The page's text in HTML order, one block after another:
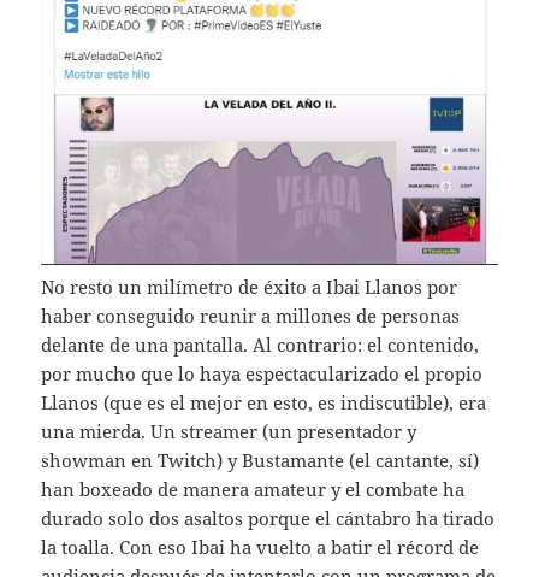
No resto un milímetro de éxito a Ibai Llanos por
haber conseguido reunir a millones de personas
delante de una pantalla. Al contrario: el contenido,
por mucho que lo haya espectacularizado el propio
Llanos (que es el mejor en esto, es indiscutible), era
una mierda. Un streamer (un presentador y
showman en Twitch) y Bustamante (el cantante, sí)
han boxeado de manera amateur y el combate ha
durado solo dos asaltos porque el cántabro ha tirado
la toalla. Con eso Ibai ha vuelto a batir el récord de